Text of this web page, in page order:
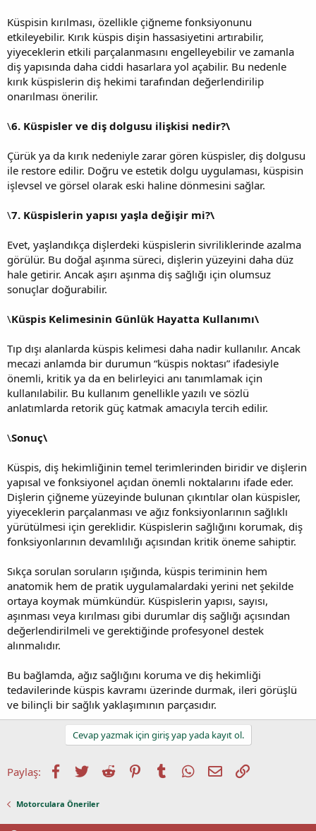
Küspisin kırılması, özellikle çiğneme fonksiyonunu
etkileyebilir. Kırık küspis dişin hassasiyetini artırabilir,
yiyeceklerin etkili parçalanmasını engelleyebilir ve zamanla
diş yapısında daha ciddi hasarlara yol açabilir. Bu nedenle
kırık küspislerin diş hekimi tarafından değerlendirilip
onarılması önerilir.
\6. Küspisler ve diş dolgusu ilişkisi nedir?\
Çürük ya da kırık nedeniyle zarar gören küspisler, diş dolgusu
ile restore edilir. Doğru ve estetik dolgu uygulaması, küspisin
işlevsel ve görsel olarak eski haline dönmesini sağlar.
\7. Küspislerin yapısı yaşla değişir mi?\
Evet, yaşlandıkça dişlerdeki küspislerin sivriliklerinde azalma
görülür. Bu doğal aşınma süreci, dişlerin yüzeyini daha düz
hale getirir. Ancak aşırı aşınma diş sağlığı için olumsuz
sonuçlar doğurabilir.
\Küspis Kelimesinin Günlük Hayatta Kullanımı\
Tıp dışı alanlarda küspis kelimesi daha nadir kullanılır. Ancak
mecazi anlamda bir durumun “küspis noktası” ifadesiyle
önemli, kritik ya da en belirleyici anı tanımlamak için
kullanılabilir. Bu kullanım genellikle yazılı ve sözlü
anlatımlarda retorik güç katmak amacıyla tercih edilir.
\Sonuç\
Küspis, diş hekimliğinin temel terimlerinden biridir ve dişlerin
yapısal ve fonksiyonel açıdan önemli noktalarını ifade eder.
Dişlerin çiğneme yüzeyinde bulunan çıkıntılar olan küspisler,
yiyeceklerin parçalanması ve ağız fonksiyonlarının sağlıklı
yürütülmesi için gereklidir. Küspislerin sağlığını korumak, diş
fonksiyonlarının devamlılığı açısından kritik öneme sahiptir.
Sıkça sorulan soruların ışığında, küspis teriminin hem
anatomik hem de pratik uygulamalardaki yerini net şekilde
ortaya koymak mümkündür. Küspislerin yapısı, sayısı,
aşınması veya kırılması gibi durumlar diş sağlığı açısından
değerlendirilmeli ve gerektiğinde profesyonel destek
alınmalıdır.
Bu bağlamda, ağız sağlığını koruma ve diş hekimliği
tedavilerinde küspis kavramı üzerinde durmak, ileri görüşlü
ve bilinçli bir sağlık yaklaşımının parçasıdır.
Cevap yazmak için giriş yap yada kayıt ol.
Paylaş: Facebook
TwitterReddit PinterestTumblrWhatsApp
E-postaLink
Motorculara Öneriler